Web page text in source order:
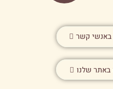
באנשי קשר
באתר שלנו